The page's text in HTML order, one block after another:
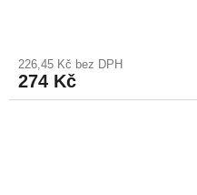
226,45 Kč bez DPH
274 Kč